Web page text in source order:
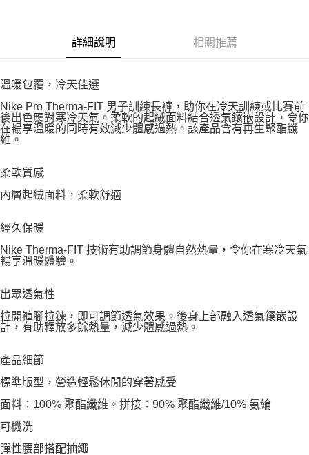
詳細說明 相關推薦
溫暖包覆，冷天佳選
Nike Pro Therma-FIT 男子訓練長褲，助你在冷天訓練或比賽前
後出色應對寒冷天氣。柔軟的起絨面料結合透氣鑲嵌設計，令你
在暢享溫暖的同時有效減少體感過熱。該產品含有再生聚酯纖
維。
柔軟質感
內層起絨面料，柔軟舒適
經久保暖
Nike Therma-FIT 技術有助調節身體自然熱量，令你在寒冷天氣
暢享溫暖體驗。
出眾透氣性
拉開褲腳拉鍊，即可調節透氣效果。後身上部融入透氣鑲嵌設
計，有助釋放多餘熱量，減少體感過熱。
產品細節
標準版型，營造輕鬆休閒的穿著感受
面料：100% 聚酯纖維。拼接：90% 聚酯纖維/10% 氨綸
可機洗
彈性腰部搭配抽繩